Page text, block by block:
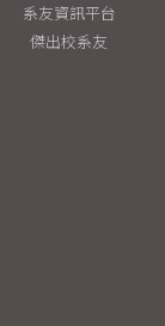
系友資訊平台
傑出校系友